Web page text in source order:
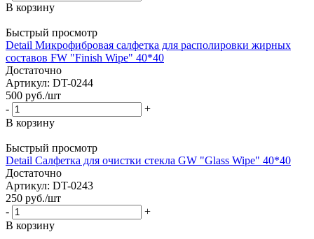
В корзину
Быстрый просмотр
Detail Микрофибровая салфетка для располировки жирных
составов FW "Finish Wipe" 40*40
Достаточно
Артикул: DT-0244
500 руб./шт
-
+
В корзину
Быстрый просмотр
Detail Салфетка для очистки стекла GW "Glass Wipe" 40*40
Достаточно
Артикул: DT-0243
250 руб./шт
-
+
В корзину